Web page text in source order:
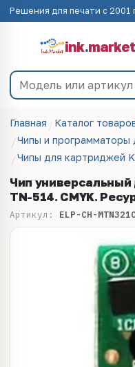
Решения для печати с 2001
ink.market
Главная
Каталог
Чипы и программаторы
Чипы для картриджей
Чип универсальный
TN-514. CMYK.
Артикул: ELP-CH-